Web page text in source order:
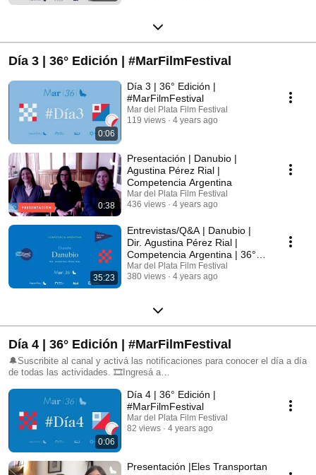
Día 3 | 36° Edición | #MarFilmFestival
0:06
Día 3 | 36° Edición |
#MarFilmFestival
Mar del Plata Film Festival
119 views
4 years ago
0:38
Presentación | Danubio |
Agustina Pérez Rial |
Competencia Argentina
Mar del Plata Film Festival
436 views
4 years ago
35:23
Entrevistas/Q&A | Danubio |
Dir. Agustina Pérez Rial |
Competencia Argentina | 36°
#MarFilmFestival
Mar del Plata Film Festival
380 views
4 years ago
Día 4 | 36° Edición | #MarFilmFestival
🔔Suscribite al canal y activá las notificaciones para conocer el día a día
de todas las actividades. 🎞Ingresá a
en nuestras redes sociales: FB: @mardelplatafilmfestival IG:
@mdqfilmfest TW: @mardelplataff
0:06
Día 4 | 36° Edición |
#MarFilmFestival
Mar del Plata Film Festival
82 views
4 years ago
Presentación |Eles Transportan